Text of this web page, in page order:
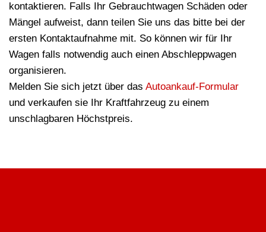
kontaktieren. Falls Ihr Gebrauchtwagen Schäden oder
Mängel aufweist, dann teilen Sie uns das bitte bei der
ersten Kontaktaufnahme mit. So können wir für Ihr
Wagen falls notwendig auch einen Abschleppwagen
organisieren.
Melden Sie sich jetzt über das Autoankauf-Formular
und verkaufen sie Ihr Kraftfahrzeug zu einem
unschlagbaren Höchstpreis.